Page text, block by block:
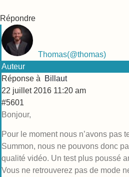
Répondre
Thomas(@thomas)
Auteur
Réponse à
Billaut
22 juillet 2016 11:20 am
#5601
Bonjour,
Pour le moment nous n’avons pas
Summon, nous ne pouvons donc
qualité vidéo. Un test plus poussé
Vous ne retrouverez pas de mode